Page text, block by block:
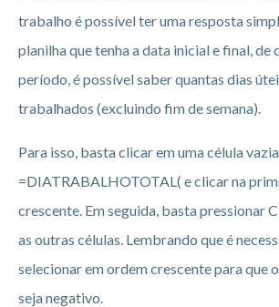
trabalho é possível ter uma resposta
planilha que tenha a data inicial e final, de
período, é possível saber quantas dias
trabalhados (excluindo fim de semana).
Para isso, basta clicar em uma célula
=DIATRABALHOTOTAL( e clicar na
crescente. Em seguida, basta pressionar
as outras células. Lembrando que é
selecionar em ordem crescente para que
seja negativo.